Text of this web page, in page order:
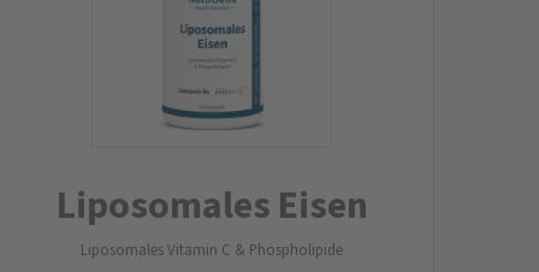
Liposomales Eisen
Liposomales Vitamin C & Phospholipide